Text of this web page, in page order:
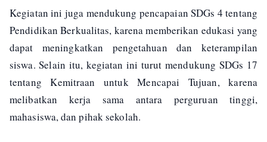
Kegiatan ini juga mendukung pencapaian SDGs 4 tentang
Pendidikan Berkualitas, karena memberikan edukasi yang
dapat meningkatkan pengetahuan dan keterampilan
siswa. Selain itu, kegiatan ini turut mendukung SDGs 17
tentang Kemitraan untuk Mencapai Tujuan, karena
melibatkan kerja sama antara perguruan tinggi,
mahasiswa, dan pihak sekolah.